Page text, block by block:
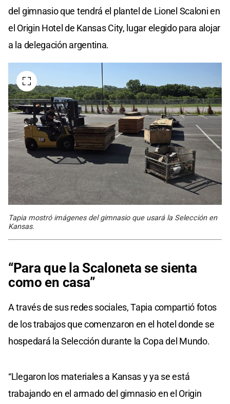
del gimnasio que tendrá el plantel de Lionel Scaloni en
el Origin Hotel de Kansas City, lugar elegido para alojar
a la delegación argentina.
Tapia mostró imágenes del gimnasio que usará la Selección en
Kansas.
“Para que la Scaloneta se sienta
como en casa”
A través de sus redes sociales, Tapia compartió fotos
de los trabajos que comenzaron en el hotel donde se
hospedará la Selección durante la Copa del Mundo.
“Llegaron los materiales a Kansas y ya se está
trabajando en el armado del gimnasio en el Origin